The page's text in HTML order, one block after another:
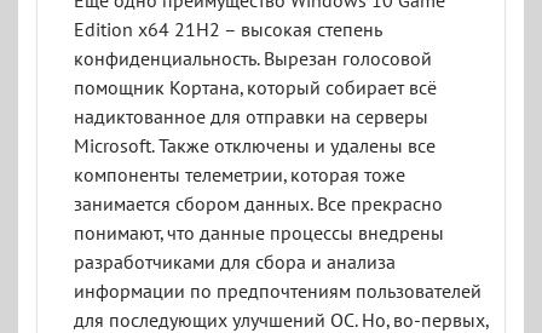
Edition x64 21H2 – высокая степень
конфиденциальность. Вырезан голосовой
помощник Кортана, который собирает всё
надиктованное для отправки на серверы
Microsoft. Также отключены и удалены все
компоненты телеметрии, которая тоже
занимается сбором данных. Все прекрасно
понимают, что данные процессы внедрены
разработчиками для сбора и анализа
информации по предпочтениям пользователей
для последующих улучшений ОС. Но, во-первых,